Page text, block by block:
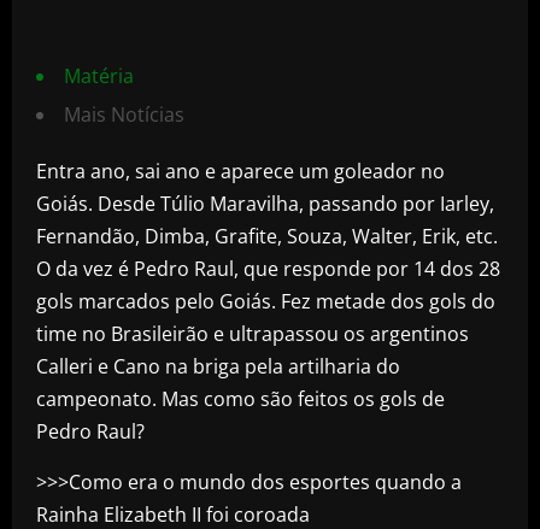
Matéria
Mais Notícias
Entra ano, sai ano e aparece um goleador no
Goiás. Desde Túlio Maravilha, passando por Iarley,
Fernandão, Dimba, Grafite, Souza, Walter, Erik, etc.
O da vez é Pedro Raul, que responde por 14 dos 28
gols marcados pelo Goiás. Fez metade dos gols do
time no Brasileirão e ultrapassou os argentinos
Calleri e Cano na briga pela artilharia do
campeonato. Mas como são feitos os gols de
Pedro Raul?
>>>Como era o mundo dos esportes quando a
Rainha Elizabeth II foi coroada